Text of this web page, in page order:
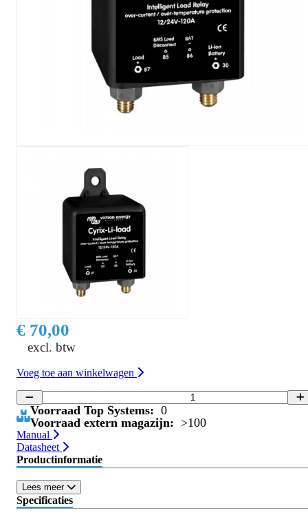
€ 70,00
excl. btw
Voeg toe aan winkelwagen
Voorraad Top Systems: 0
Voorraad extern magazijn: >100
Manual
Datasheet
Productinformatie
Lees meer
Specificaties